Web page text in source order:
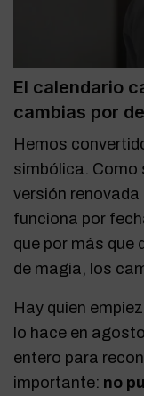
El calendario
cambias por
Hemos
simbólica. Como
versión
funciona por
que por más que
de magia, los
Hay quien
lo hace en
entero para
importante: no